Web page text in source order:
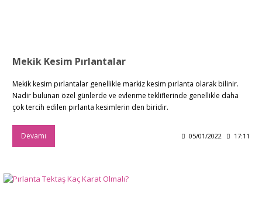
Mekik Kesim Pırlantalar
Mekik kesim pırlantalar genellikle markiz kesim pırlanta olarak bilinir.
Nadir bulunan özel günlerde ve evlenme tekliflerinde genellikle daha
çok tercih edilen pırlanta kesimlerin den biridir.
Devamı 05/01/2022 17:11